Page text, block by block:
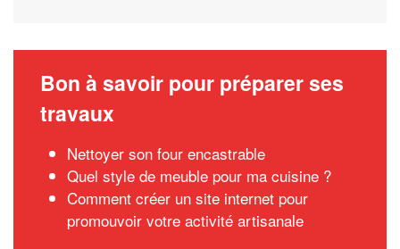
Bon à savoir pour préparer ses
travaux
Nettoyer son four encastrable
Quel style de meuble pour ma cuisine ?
Comment créer un site internet pour
promouvoir votre activité artisanale